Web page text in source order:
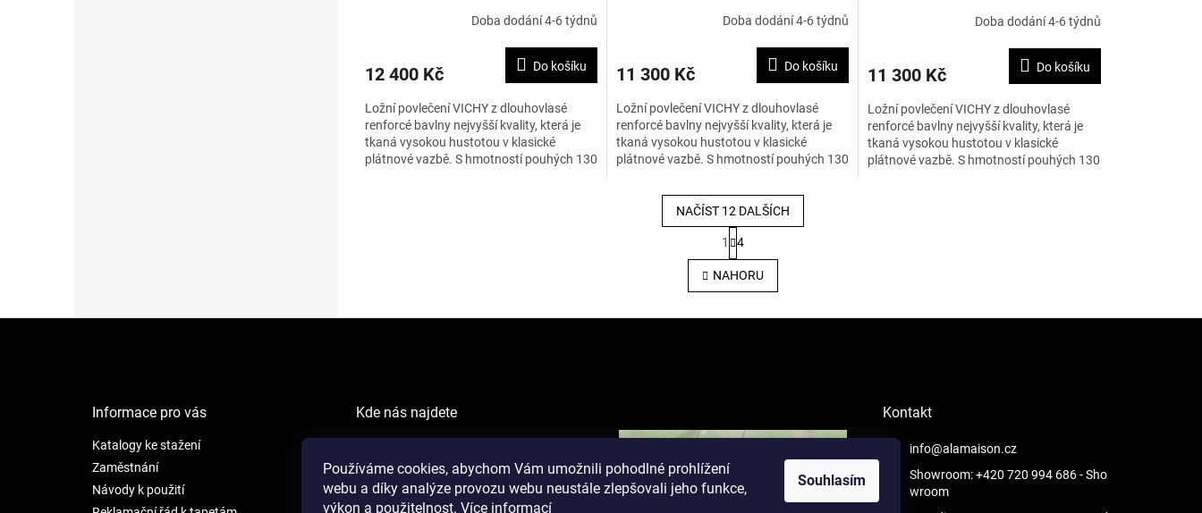
Používáme cookies, abychom Vám umožnili pohodlné prohlížení
webu a díky analýze provozu webu neustále zlepšovali jeho funkce,
výkon a použitelnost. Více informací
Souhlasím
Doba dodání 4-6 týdnů
12 400 Kč Do košíku
Ložní povlečení VICHY z dlouhovlasé
renforcé bavlny nejvyšší kvality, která je
tkaná vysokou hustotou v klasické
plátnové vazbě. S hmotností pouhých 130
Doba dodání 4-6 týdnů
11 300 Kč Do košíku
Ložní povlečení VICHY z dlouhovlasé
renforcé bavlny nejvyšší kvality, která je
tkaná vysokou hustotou v klasické
plátnové vazbě. S hmotností pouhých 130
Doba dodání 4-6 týdnů
11 300 Kč Do košíku
Ložní povlečení VICHY z dlouhovlasé
renforcé bavlny nejvyšší kvality, která je
tkaná vysokou hustotou v klasické
plátnové vazbě. S hmotností pouhých 130
O
v
l
d
k
ý
NAČÍST 12 DALŠÍCH
S
t
r
á
n
1 4
NAHORU
Informace pro vás
Katalogy ke stažení
Zaměstnání
Návody k použití
Kde nás najdete
Šafránkova 1238/1
Praha 5
Kontakt
info@alamaison.cz
Showroom: +420 720 994 686- Sho
wroom